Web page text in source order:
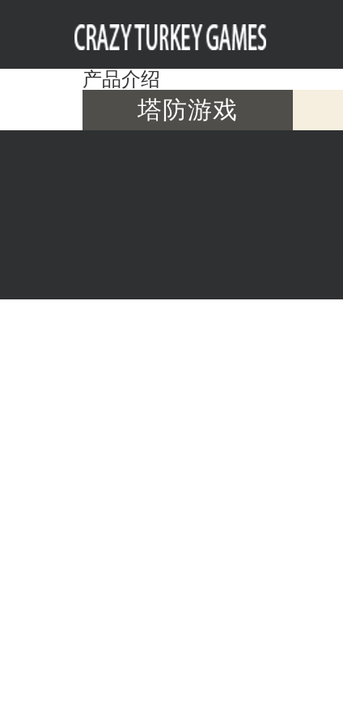
产品介绍
塔防游戏